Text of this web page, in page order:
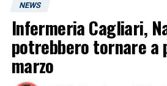
NEWS
Infermeria Cagliari,
potrebbero tornare a
marzo